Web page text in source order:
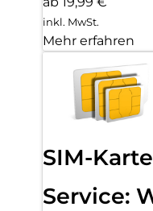
inkl. MwSt.
Mehr erfahren
SIM-
Service: